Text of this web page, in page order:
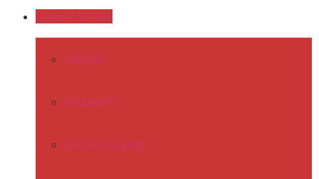
Unsere Schule
Leitbild
Kurzprofil
Schulrundgang